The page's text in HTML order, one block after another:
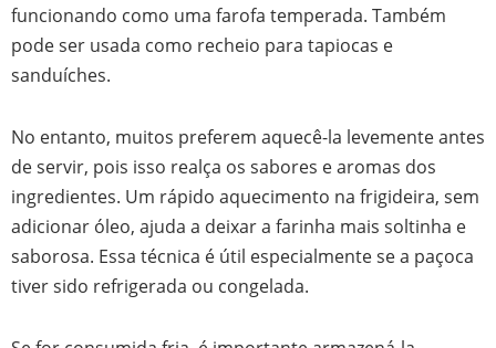
funcionando como uma farofa temperada. Também
pode ser usada como recheio para tapiocas e
sanduíches.
No entanto, muitos preferem aquecê-la levemente antes
de servir, pois isso realça os sabores e aromas dos
ingredientes. Um rápido aquecimento na frigideira, sem
adicionar óleo, ajuda a deixar a farinha mais soltinha e
saborosa. Essa técnica é útil especialmente se a paçoca
tiver sido refrigerada ou congelada.